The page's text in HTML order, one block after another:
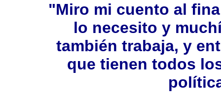
"Miro mi cuento al
lo necesito y
también trabaja, y
que tienen todos